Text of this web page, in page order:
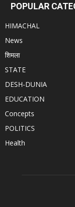
POPULAR
HIMACHAL
News
शिमला
STATE
DESH-DUNIA
EDUCATION
Concepts
POLITICS
Health